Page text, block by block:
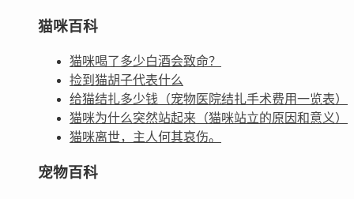
猫咪百科
猫咪喝了多少白酒会致命？
捡到猫胡子代表什么
给猫结扎多少钱（宠物医院结扎手术费用一览表）
猫咪为什么突然站起来（猫咪站立的原因和意义）
猫咪离世，主人何其哀伤。
宠物百科